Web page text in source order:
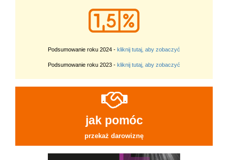
Podsumowanie roku 2024 - kliknij tutaj, aby zobaczyć
Podsumowanie roku 2023 - kliknij tutaj, aby zobaczyć
jak pomóc
przekaż darowiznę